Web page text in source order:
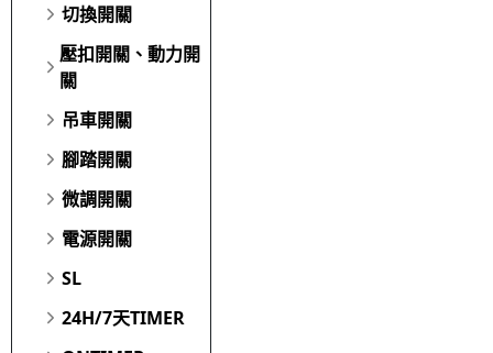
切換開關
壓扣開關、動力開
關
吊車開關
腳踏開關
微調開關
電源開關
SL
24H/7天TIMER